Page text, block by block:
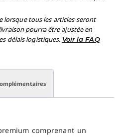
lorsque tous les articles seront
pourra être ajustée en
délais logistiques. Voir la FAQ
comprenant un